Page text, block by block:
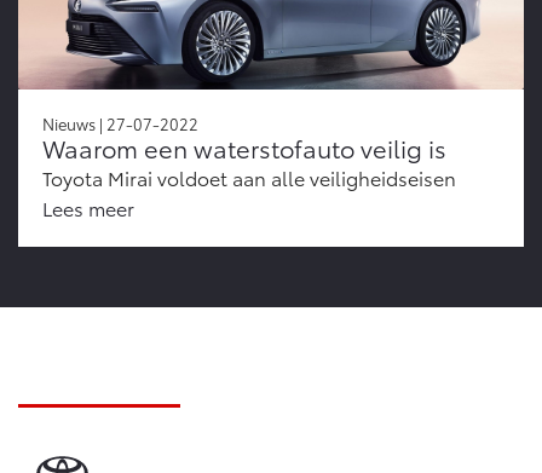
Nieuws | 27-07-2022
Waarom een waterstofauto veilig is
Toyota Mirai voldoet aan alle veiligheidseisen
Lees meer